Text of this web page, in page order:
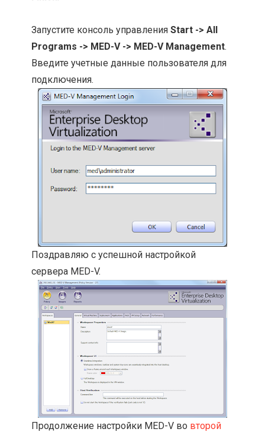
Запустите консоль управленияStart -> All
Programs -> MED-V -> MED-V Management.
Введите учетные данные пользователя для
подключения.
Поздравляю с успешной настройкой
сервера MED-V.
Продолжение настройки MED-V во второй